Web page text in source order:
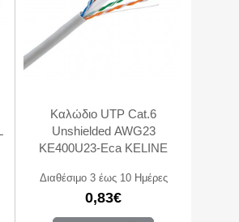
Καλώδιο UTP Cat.6
Unshielded AWG23
KE400U23-Eca KELINE
Διαθέσιμο 3 έως 10 Ημέρες
0,83€